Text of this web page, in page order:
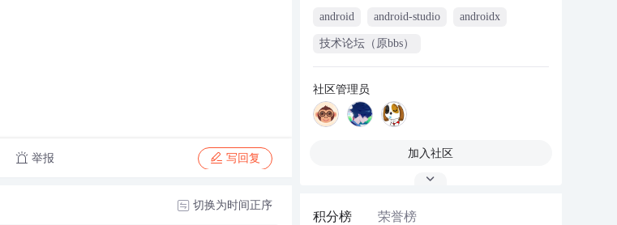
举报 写回复
切换为时间正序
android android-studio androidx
技术论坛（原bbs）
社区管理员
加入社区
积分榜 荣誉榜